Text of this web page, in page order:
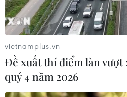
vietnamplus.vn
Đề xuất thí điểm làn vượt
quý 4 năm 2026